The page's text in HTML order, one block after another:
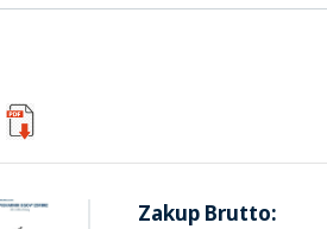
Zakup Brutto: